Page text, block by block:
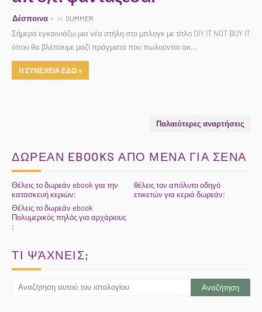
Δέσποινα in SUMMER
Σήμερα εγκαινιάζω μια νέα στήλη στο μπλογκ με τίτλο DIY IT NOT BUY IT
όπου θα βλέπουμε μαζί πράγματα που πωλούνται ακ…
Η ΣΥΝΕΧΕΙΑ ΕΔΩ »
Παλαιότερες αναρτήσεις
ΔΩΡΕΑΝ EBOOKS ΑΠΟ ΜΕΝΑ ΓΙΑ ΣΕΝΑ
Θέλεις το δωρεάν ebook για την
κατασκευή κεριών;
θέλεις τον απόλυτο οδηγό
ετικετών για κεριά δωρεάν;
Θέλεις το δωρεάν ebook
Πολυμερικός πηλός για αρχάριους
;
ΤΙ ΨΆΧΝΕΙΣ;